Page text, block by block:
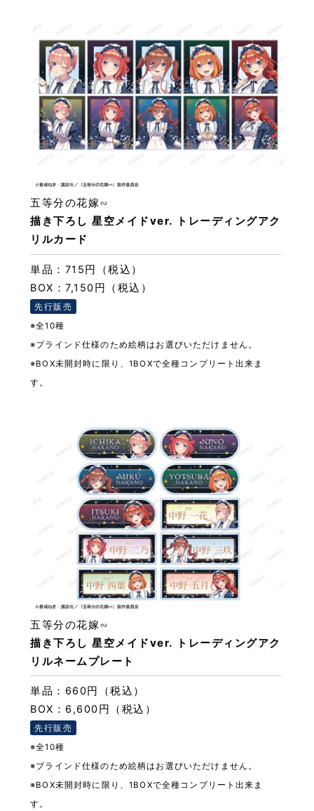
描き下ろし 星空メイドver. トレーディングアク
リルカード
五等分の花嫁∽
単品：715円（税込）
BOX：7,150円（税込）
先行販売
※全10種
※ブラインド仕様のため絵柄はお選びいただけません。
※BOX未開封時に限り、1BOXで全種コンプリート出来ま
す。
描き下ろし 星空メイドver. トレーディングアク
リルネームプレート
五等分の花嫁∽
単品：660円（税込）
BOX：6,600円（税込）
先行販売
※全10種
※ブラインド仕様のため絵柄はお選びいただけません。
※BOX未開封時に限り、1BOXで全種コンプリート出来ま
す。